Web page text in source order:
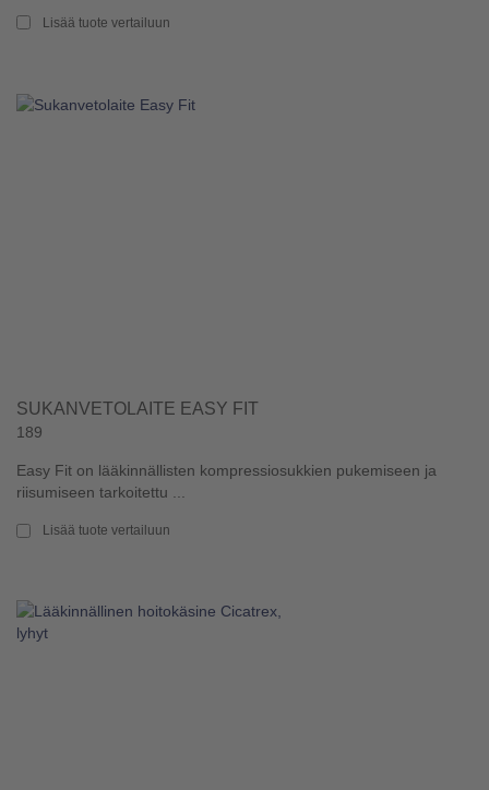
Lisää tuote vertailuun
SUKANVETOLAITE EASY FIT
189
Easy Fit on lääkinnällisten kompressiosukkien pukemiseen ja
riisumiseen tarkoitettu ...
Lisää tuote vertailuun